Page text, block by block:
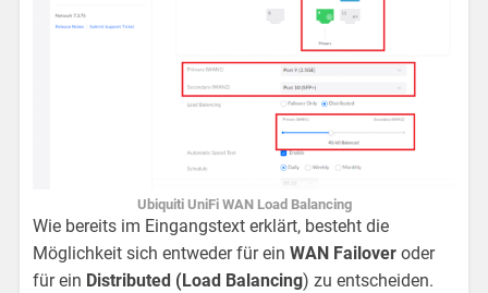
Ubiquiti UniFi WAN Load Balancing
Wie bereits im Eingangstext erklärt, besteht die
Möglichkeit sich entweder für einWAN Failover oder
für ein Distributed (Load Balancing) zu entscheiden.